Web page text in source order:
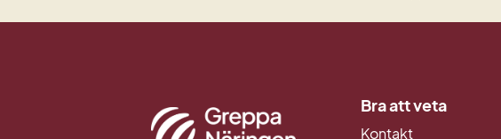
Bra att veta
Kontakt